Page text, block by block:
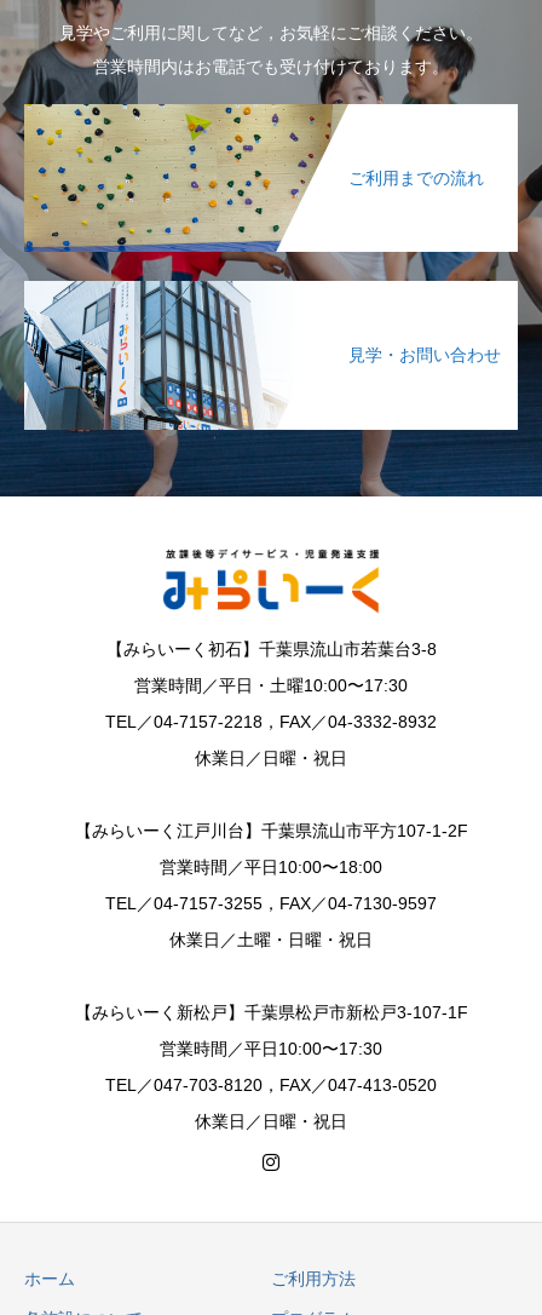
見学やご利用に関してなど，お気軽にご相談ください。
営業時間内はお電話でも受け付けております。
ご利用までの流れ
見学・お問い合わせ
【みらいーく初石】千葉県流山市若葉台3-8
営業時間／平日・土曜10:00〜17:30
TEL／04-7157-2218，FAX／04-3332-8932
休業日／日曜・祝日
【みらいーく江戸川台】千葉県流山市平方107-1-2F
営業時間／平日10:00〜18:00
TEL／04-7157-3255，FAX／04-7130-9597
休業日／土曜・日曜・祝日
【みらいーく新松戸】千葉県松戸市新松戸3-107-1F
営業時間／平日10:00〜17:30
TEL／047-703-8120，FAX／047-413-0520
休業日／日曜・祝日
ホーム ご利用方法